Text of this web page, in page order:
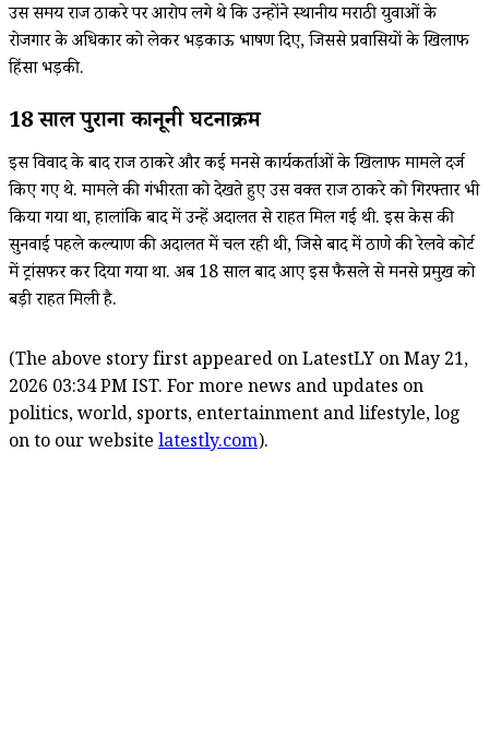
उस समय राज ठाकरे पर आरोप लगे थे कि उन्होंने स्थानीय मराठी युवाओं के
रोजगार के अधिकार को लेकर भड़काऊ भाषण दिए, जिससे प्रवासियों के खिलाफ
हिंसा भड़की.
18 साल पुराना कानूनी घटनाक्रम
इस विवाद के बाद राज ठाकरे और कई मनसे कार्यकर्ताओं के खिलाफ मामले दर्ज
किए गए थे. मामले की गंभीरता को देखते हुए उस वक्त राज ठाकरे को गिरफ्तार भी
किया गया था, हालांकि बाद में उन्हें अदालत से राहत मिल गई थी. इस केस की
सुनवाई पहले कल्याण की अदालत में चल रही थी, जिसे बाद में ठाणे की रेलवे कोर्ट
में ट्रांसफर कर दिया गया था. अब 18 साल बाद आए इस फैसले से मनसे प्रमुख को
बड़ी राहत मिली है.
(The above story first appeared on LatestLY on May 21,
2026 03:34 PM IST. For more news and updates on
politics, world, sports, entertainment and lifestyle, log
on to our website latestly.com).